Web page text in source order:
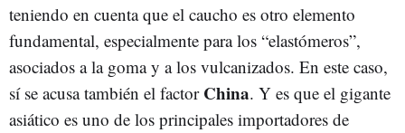
teniendo en cuenta que el caucho es otro elemento
fundamental, especialmente para los “elastómeros”,
asociados a la goma y a los vulcanizados. En este caso,
sí se acusa también el factor China. Y es que el gigante
asiático es uno de los principales importadores de